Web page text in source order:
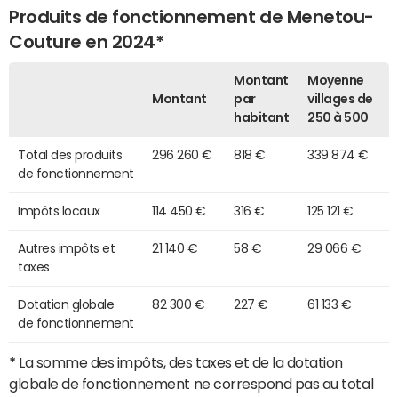
Produits de fonctionnement de Menetou-
Couture en 2024*
Montant
Montant
par
habitant
Moyenne
villages de
250 à 500
Total des produits
de fonctionnement
296 260 € 818 € 339 874 €
Impôts locaux 114 450 € 316 € 125 121 €
Autres impôts et
taxes
21 140 € 58 € 29 066 €
Dotation globale
de fonctionnement
82 300 € 227 € 61 133 €
* La somme des impôts, des taxes et de la dotation
globale de fonctionnement ne correspond pas au total